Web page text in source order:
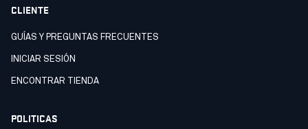
CLIENTE
GUÍAS Y PREGUNTAS FRECUENTES
INICIAR SESIÓN
ENCONTRAR TIENDA
POLITICAS